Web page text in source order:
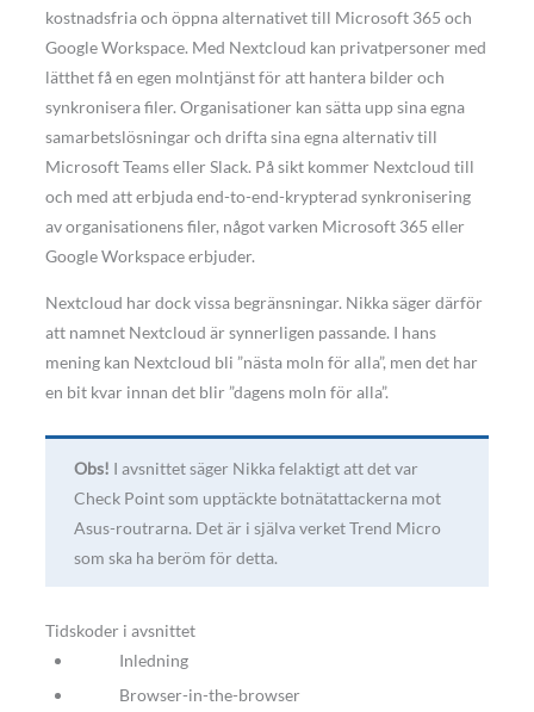
kostnadsfria och öppna alternativet till Microsoft 365 och
Google Workspace. Med Nextcloud kan privatpersoner med
lätthet få en egen molntjänst för att hantera bilder och
synkronisera filer. Organisationer kan sätta upp sina egna
samarbetslösningar och drifta sina egna alternativ till
Microsoft Teams eller Slack. På sikt kommer Nextcloud till
och med att erbjuda end-to-end-krypterad synkronisering
av organisationens filer, något varken Microsoft 365 eller
Google Workspace erbjuder.
Nextcloud har dock vissa begränsningar. Nikka säger därför
att namnet Nextcloud är synnerligen passande. I hans
mening kan Nextcloud bli ”nästa moln för alla”, men det har
en bit kvar innan det blir ”dagens moln för alla”.
Obs! I avsnittet säger Nikka felaktigt att det var
Check Point som upptäckte botnätattackerna mot
Asus-routrarna. Det är i själva verket Trend Micro
som ska ha beröm för detta.
Tidskoder i avsnittet
Inledning
Browser-in-the-browser